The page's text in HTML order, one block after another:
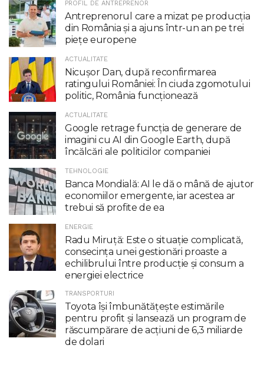
PROFIL DE ANTREPRENOR
Antreprenorul care a mizat pe producția
din România și a ajuns într-un an pe trei
piețe europene
ACTUALITATE
Nicuşor Dan, după reconfirmarea
ratingului României: În ciuda zgomotului
politic, România funcţionează
ACTUALITATE
Google retrage funcţia de generare de
imagini cu AI din Google Earth, după
încălcări ale politicilor companiei
TEHNOLOGIE
Banca Mondială: AI le dă o mână de ajutor
economiilor emergente, iar acestea ar
trebui să profite de ea
ENERGIE
Radu Miruţă: Este o situaţie complicată,
consecinţa unei gestionări proaste a
echilibrului între producţie şi consum a
energiei electrice
TRANSPORTURI
Toyota îşi îmbunătăţeşte estimările
pentru profit şi lansează un program de
răscumpărare de acţiuni de 6,3 miliarde
de dolari